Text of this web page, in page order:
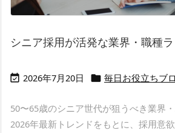
シニア採用が活発な業界・職種
 2026年7月20日  毎日お役立ちブ
50〜65歳のシニア世代が狙うべき業界・
2026年最新トレンドをもとに、採用意